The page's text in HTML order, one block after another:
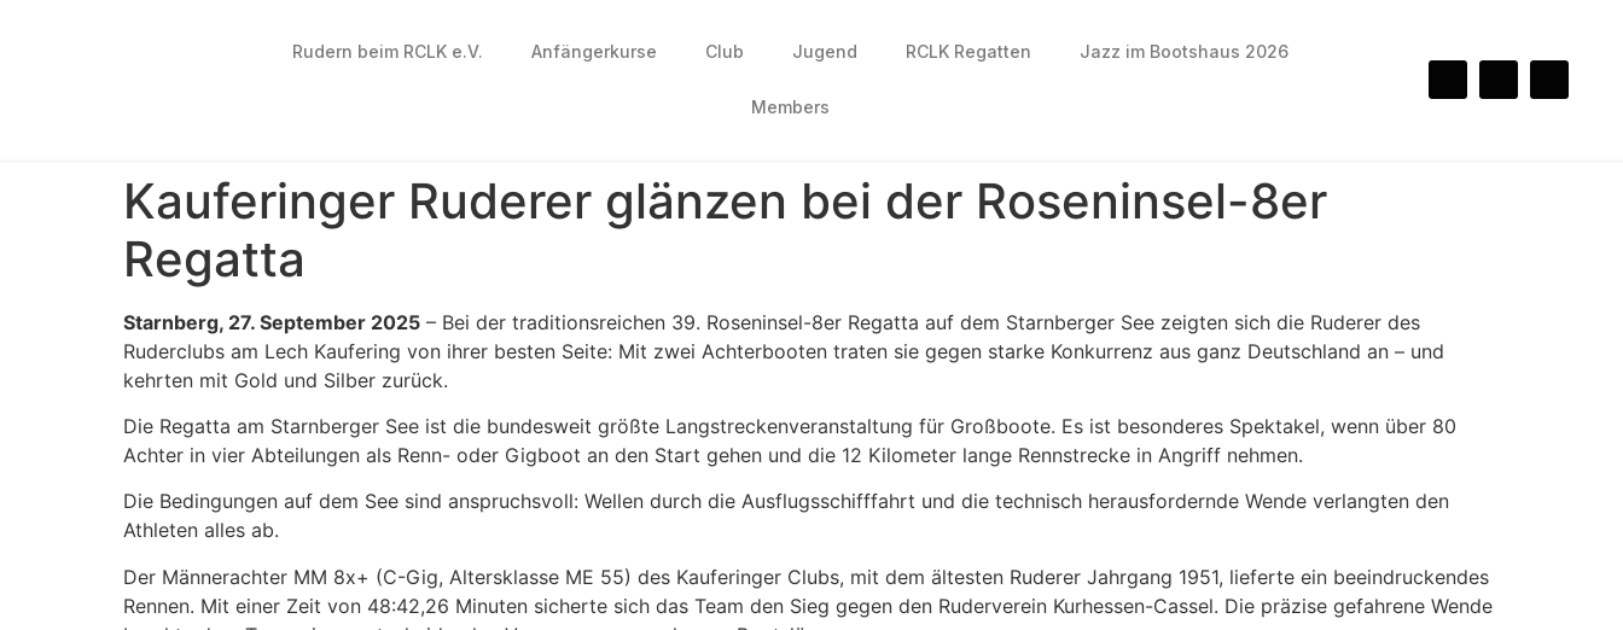
Rudern beim RCLK e.V. Anfängerkurse Club Jugend RCLK Regatten Jazz im Bootshaus 2026
Members
Kauferinger Ruderer glänzen bei der Roseninsel-8er
Regatta
Starnberg, 27. September 2025 – Bei der traditionsreichen 39. Roseninsel-8er Regatta auf dem Starnberger See zeigten sich die Ruderer des
Ruderclubs am Lech Kaufering von ihrer besten Seite: Mit zwei Achterbooten traten sie gegen starke Konkurrenz aus ganz Deutschland an – und
kehrten mit Gold und Silber zurück.
Die Regatta am Starnberger See ist die bundesweit größte Langstreckenveranstaltung für Großboote. Es ist besonderes Spektakel, wenn über 80
Achter in vier Abteilungen als Renn- oder Gigboot an den Start gehen und die 12 Kilometer lange Rennstrecke in Angriff nehmen.
Die Bedingungen auf dem See sind anspruchsvoll: Wellen durch die Ausflugsschifffahrt und die technisch herausfordernde Wende verlangten den
Athleten alles ab.
Der Männerachter MM 8x+ (C-Gig, Altersklasse ME 55) des Kauferinger Clubs, mit dem ältesten Ruderer Jahrgang 1951, lieferte ein beeindruckendes
Rennen. Mit einer Zeit von 48:42,26 Minuten sicherte sich das Team den Sieg gegen den Ruderverein Kurhessen-Cassel. Die präzise gefahrene Wende